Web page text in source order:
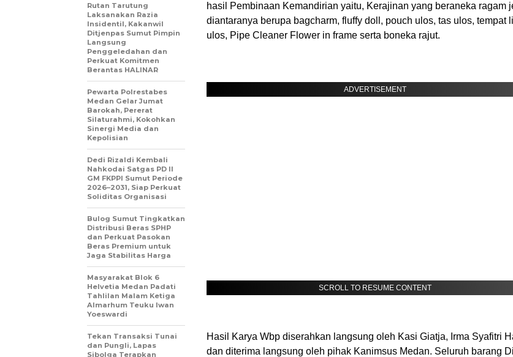
hasil Pembinaan Kemandirian yaitu, Kerajinan yang beraneka ragam
diantaranya berupa bagcharm, fluffy doll, pouch ulos, tas ulos, tempat
ulos, Pipe Cleaner Flower in frame serta boneka rajut.
ADVERTISEMENT
SCROLL TO RESUME CONTENT
Hasil Karya Wbp diserahkan langsung oleh Kasi Giatja, Irma Syafitri
dan diterima langsung oleh pihak Kanimsus Medan. Seluruh barang
Rutan Tarutung
Laksanakan Razia
Insidentil, Kakanwil
Ditjenpas Sumut Pimpin
Langsung
Penggeledahan dan
Perkuat Komitmen
Berantas HALINAR
Pewarta Polrestabes
Medan Gelar Jumat
Barokah, Pererat
Silaturahmi, Kokohkan
Sinergi Media dan
Kepolisian
Dedi Rizaldi Kembali
Nahkodai Satgas PD II
GM FKPPI Sumut Periode
2026–2031, Siap Perkuat
Soliditas Organisasi
Bulog Sumut Tingkatkan
Distribusi Beras SPHP
dan Perkuat Pasokan
Beras Premium untuk
Jaga Stabilitas Harga
Masyarakat Blok 6
Helvetia Medan Padati
Tahlilan Malam Ketiga
Almarhum Teuku Iwan
Yoeswardi
Tekan Transaksi Tunai
dan Pungli, Lapas
Sibolga Terapkan